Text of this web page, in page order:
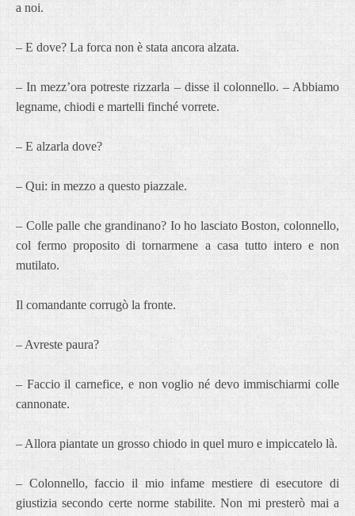
a noi.
– E dove? La forca non è stata ancora alzata.
– In mezz’ora potreste rizzarla – disse il colonnello. – Abbiamo
legname, chiodi e martelli finché vorrete.
– E alzarla dove?
– Qui: in mezzo a questo piazzale.
– Colle palle che grandinano? Io ho lasciato Boston, colonnello,
col fermo proposito di tornarmene a casa tutto intero e non
mutilato.
Il comandante corrugò la fronte.
– Avreste paura?
– Faccio il carnefice, e non voglio né devo immischiarmi colle
cannonate.
– Allora piantate un grosso chiodo in quel muro e impiccatelo là.
– Colonnello, faccio il mio infame mestiere di esecutore di
giustizia secondo certe norme stabilite. Non mi presterò mai a